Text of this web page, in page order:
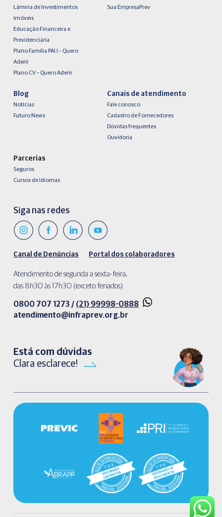
Lâmina de Investimentos
Imóveis
Educação Financeira e
Previdenciária
Plano Família PAI I – Quero
Aderir
Plano CV – Quero Aderir
Sua EmpresaPrev
Blog
Notícias
Futuro News
Canais de atendimento
Fale conosco
Cadastro de Fornecedores
Dúvidas frequentes
Ouvidoria
Parcerias
Seguros
Cursos de Idiomas
Siga nas redes
Canal de Denúncias Portal dos colaboradores
Atendimento de segunda a sexta-feira,
das 8h30 às 17h30 (exceto feriados).
0800 707 1273 / (21) 99998-0888
atendimento@infraprev.org.br​
Está com dúvidas
Clara esclarece!